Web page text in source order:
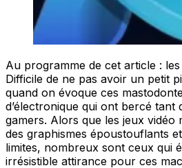
Au programme de cet article : les
Difficile de ne pas avoir un petit
quand on évoque ces
d’électronique qui ont bercé tant
gamers. Alors que les jeux
des graphismes époustouflants
limites, nombreux sont ceux qui
irrésistible attirance pour ces